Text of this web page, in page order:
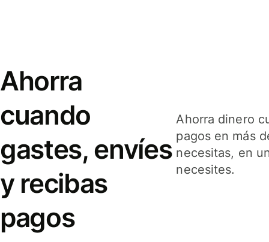
Ahorra
cuando
gastes, envíes
y recibas
pagos
Ahorra dinero
pagos en más
necesitas, en
necesites.